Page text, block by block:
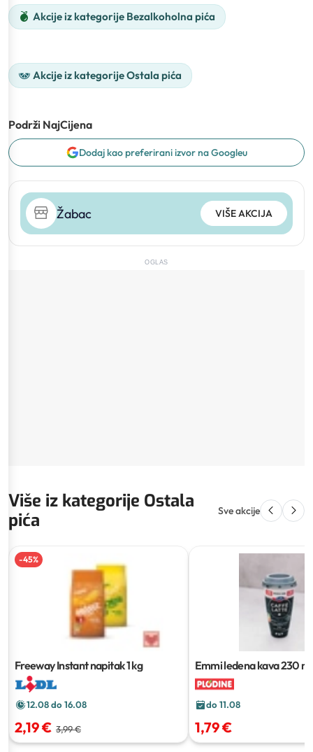
Akcije iz kategorije Bezalkoholna pića
Akcije iz kategorije Ostala pića
Podrži NajCijena
Dodaj kao preferirani izvor na Googleu
Žabac VIŠE AKCIJA
OGLAS
Više iz kategorije Ostala
pića
Sve akcije
-45%
Freeway Instant napitak1 kg
12.08 do 16.08
2,19 € 3,99 €
Emmi ledena kava230 ml
do 11.08
1,79 €